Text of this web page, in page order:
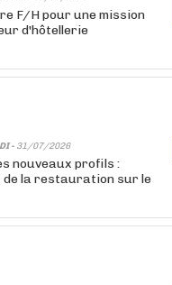
F/H pour une mission
d'hôtellerie
- 31/07/2026
nouveaux profils :
de la restauration sur le